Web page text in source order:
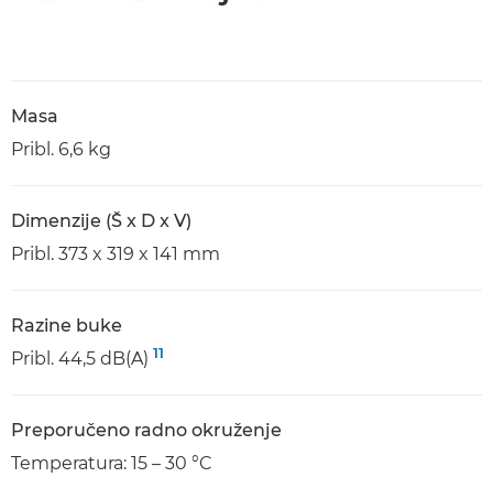
Masa
Pribl. 6,6 kg
Dimenzije (Š x D x V)
Pribl. 373 x 319 x 141 mm
Razine buke
Pribl. 44,5 dB(A) 11
Preporučeno radno okruženje
Temperatura: 15 – 30 °C